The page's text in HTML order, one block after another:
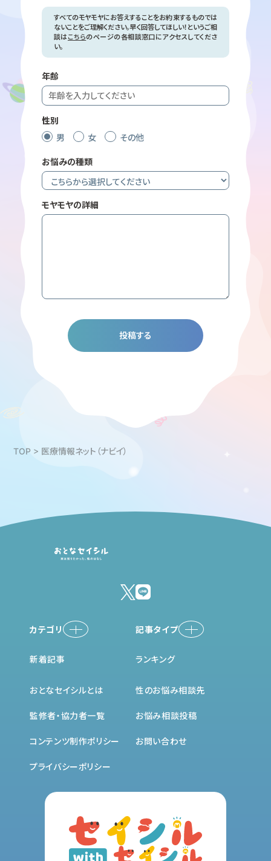
すべてのモヤモヤにお答えすることをお約束するものでは
ないことをご理解ください。早く回答してほしい！というご相
談はこちらのページの各相談窓口にアクセスしてくださ
い。
年齢
性別
男
女 その他
お悩みの種類
モヤモヤの詳細
TOP > 医療情報ネット（ナビイ）
カテゴリ
マスターベーション
早漏・遅漏・ED
月経・PMS
性感染症
記事タイプ
お悩み相談室
新着記事 ランキング
おとなセイシルとは 性のお悩み相談先
監修者・協力者一覧 お悩み相談投稿
コンテンツ制作ポリシー お問い合わせ
プライバシーポリシー